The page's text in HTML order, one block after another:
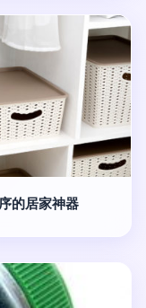
的居家神器